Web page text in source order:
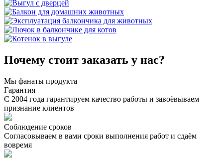
Почему стоит заказать у нас?
Мы фанаты продукта
Гарантия
С 2004 года гарантируем качество работы и завоёвываем
признание клиентов
Соблюдение сроков
Согласовываем в вами сроки выполнения работ и сдаём
вовремя